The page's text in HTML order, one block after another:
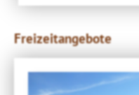
Freizeitangebote